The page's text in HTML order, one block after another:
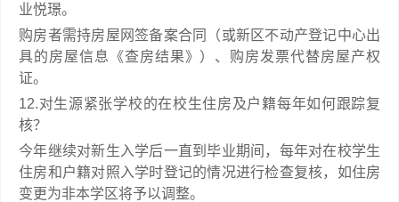
业悦璟。
购房者需持房屋网签备案合同（或新区不动产登记中心出
具的房屋信息《查房结果》）、购房发票代替房屋产权
证。
12.对生源紧张学校的在校生住房及户籍每年如何跟踪复
核？
今年继续对新生入学后一直到毕业期间，每年对在校学生
住房和户籍对照入学时登记的情况进行检查复核，如住房
变更为非本学区将予以调整。